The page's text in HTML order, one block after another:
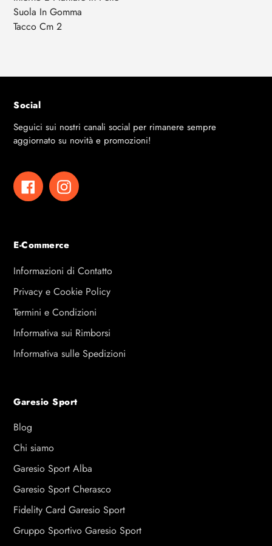
Suola In Gomma
Tacco Cm 2
Social
Seguici sui nostri canali social per rimanere sempre
aggiornato su novità e promozioni!
FacebookInstagram
E-Commerce
Informazioni di Contatto
Privacy e Cookie Policy
Termini e Condizioni
Informativa sui Rimborsi
Informativa sulle Spedizioni
Garesio Sport
Blog
Chi siamo
Garesio Sport Alba
Garesio Sport Cherasco
Fidelity Card Garesio Sport
Gruppo Sportivo Garesio Sport